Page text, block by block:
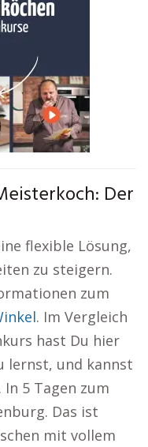
Der
flexible Lösung,
zu steigern.
zum
. Im Vergleich
hast Du hier
lernst, und kannst
5 Tagen zum
Das ist
mit vollem